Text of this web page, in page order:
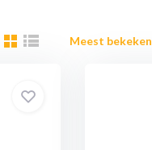
Meest bekeken